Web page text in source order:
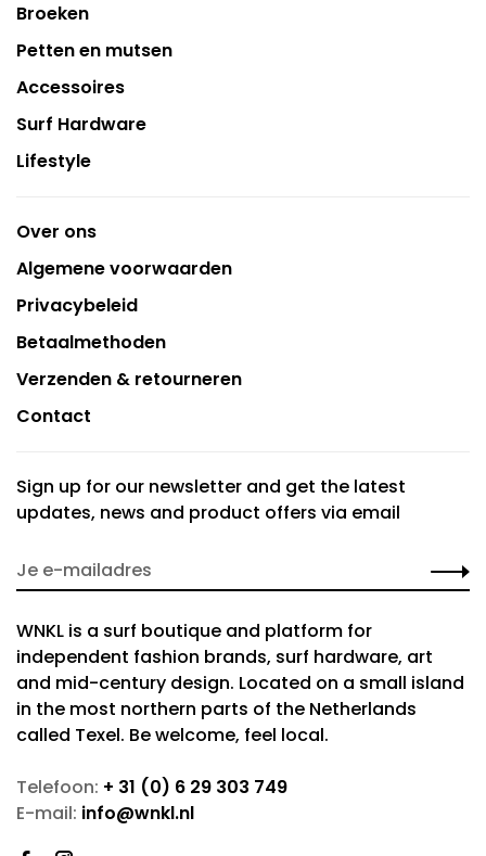
Broeken
Petten en mutsen
Accessoires
Surf Hardware
Lifestyle
Over ons
Algemene voorwaarden
Privacybeleid
Betaalmethoden
Verzenden & retourneren
Contact
Sign up for our newsletter and get the latest
updates, news and product offers via email
WNKL is a surf boutique and platform for
independent fashion brands, surf hardware, art
and mid-century design. Located on a small island
in the most northern parts of the Netherlands
called Texel. Be welcome, feel local.
Telefoon: + 31 (0) 6 29 303 749
E-mail: info@wnkl.nl